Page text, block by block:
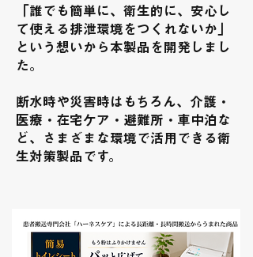
「誰でも簡単に、衛生的に、安心し
て使える排泄環境をつくれないか」
という想いから本製品を開発しまし
た。
断水時や災害時はもちろん、介護・
医療・在宅ケア・避難所・車中泊な
ど、さまざまな環境で活用できる衛
生対策製品です。